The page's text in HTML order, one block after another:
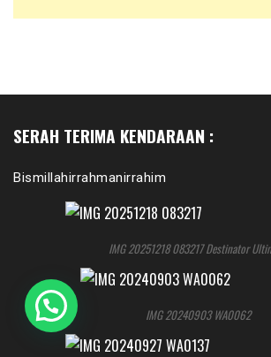
SERAH TERIMA KENDARAAN :
Bismillahirrahmanirrahim
IMG 20251218 083217 Destinator
IMG 20240903 WA0062